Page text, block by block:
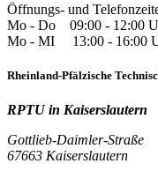
Öffnungs- und
Mo - Do 09:00 - 12:00
Mo - MI 13:00 - 16:00
Rheinland-Pfälzische
RPTU in Kaiserslautern
Gottlieb-Daimler-Straße
67663 Kaiserslautern